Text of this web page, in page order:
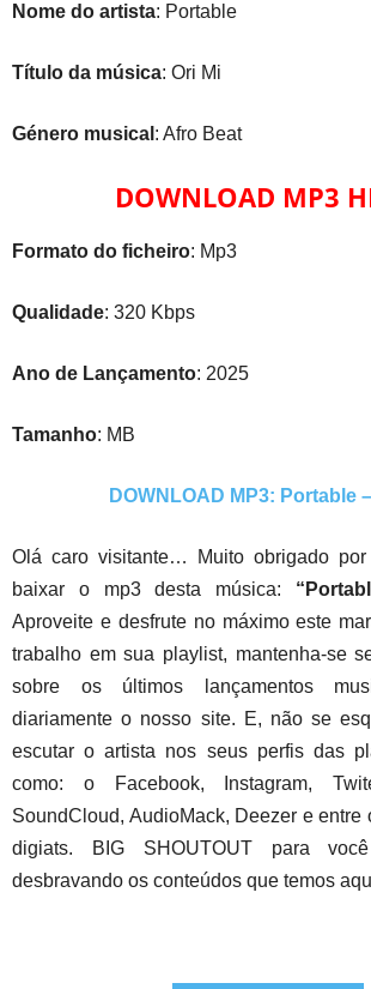
Nome do artista: Portable
Título da música: Ori Mi
Género musical : Afro Beat
DOWNLOAD MP3
Formato do ficheiro: Mp3
Qualidade: 320 Kbps
Ano de Lançamento: 2025
Tamanho: MB
DOWNLOAD MP3: Portable
Olá caro visitante… Muito obrigado
baixar o mp3 desta música:
Aproveite e desfrute no máximo este
trabalho em sua playlist, mantenha-se
sobre os últimos lançamentos
diariamente o nosso site. E, não se
escutar o artista nos seus perfis das
como: o Facebook, Instagram,
SoundCloud, AudioMack, Deezer e entre
digiats. BIG SHOUTOUT para
desbravando os conteúdos que temos